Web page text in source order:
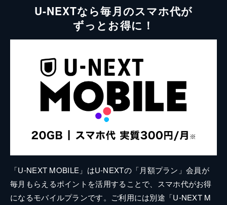
U-NEXTなら毎月のスマホ代が
ずっとお得に！
「U-NEXT MOBILE」はU-NEXTの「月額プラン」会員が
毎月もらえるポイントを活用することで、スマホ代がお得
になるモバイルプランです。ご利用には別途「U-NEXT M